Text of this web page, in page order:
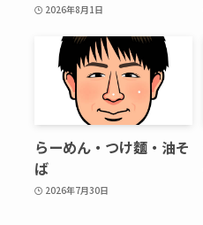
2026年8月1日
らーめん・つけ麵・油そ
ば
2026年7月30日